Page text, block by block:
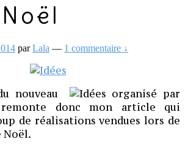
parLala — 1 commentaire ↓
nouveau
organisé par
donc mon article qui
de réalisations vendues lors de
Noël.